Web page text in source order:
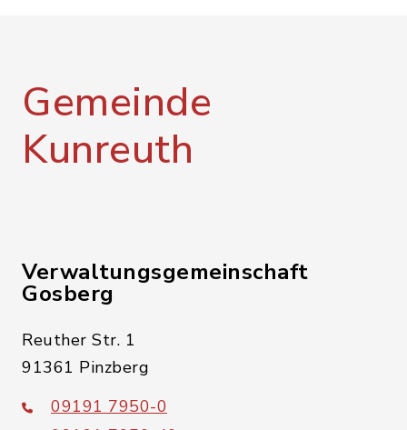
Gemeinde
Kunreuth
Verwaltungsgemeinschaft
Gosberg
Reuther Str. 1
91361 Pinzberg
09191 7950-0